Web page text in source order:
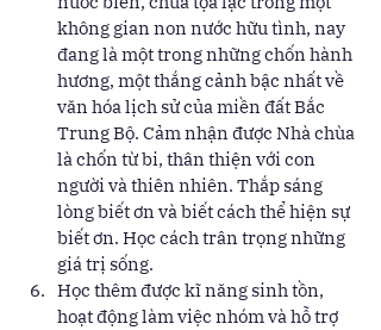
không gian non nước hữu tình, nay
đang là một trong những chốn hành
hương, một thắng cảnh bậc nhất về
văn hóa lịch sử của miền đất Bắc
Trung Bộ. Cảm nhận được Nhà chùa
là chốn từ bi, thân thiện với con
người và thiên nhiên. Thắp sáng
lòng biết ơn và biết cách thể hiện sự
biết ơn. Học cách trân trọng những
giá trị sống.
Học thêm được kĩ năng sinh tồn,
hoạt động làm việc nhóm và hỗ trợ